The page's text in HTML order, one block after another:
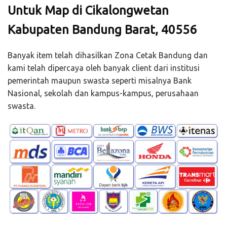
Untuk Map di Cikalongwetan
Kabupaten Bandung Barat, 40556
Banyak item telah dihasilkan Zona Cetak Bandung dan
kami telah dipercaya oleh banyak client dari institusi
pemerintah maupun swasta seperti misalnya Bank
Nasional, sekolah dan kampus-kampus, perusahaan
swasta.